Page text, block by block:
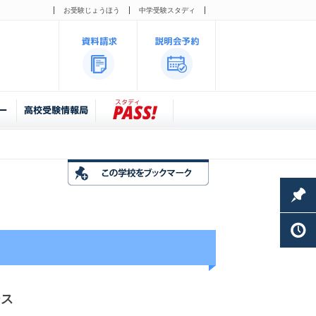
お受験じょうほう 中学受験スタディ